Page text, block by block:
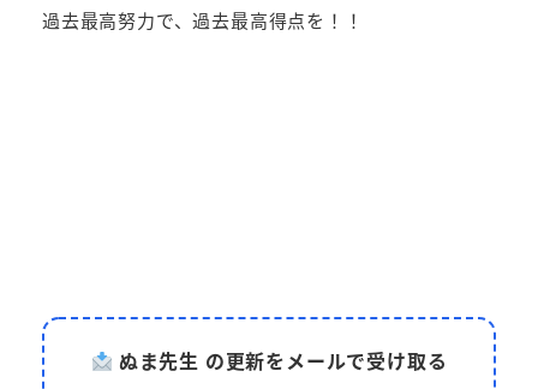
過去最高努力で、過去最高得点を！！
ぬま先生 の更新をメールで受け取る